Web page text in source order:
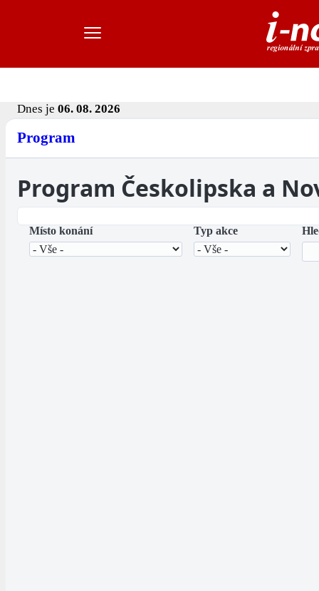
Dnes je 06. 08. 2026
Program
Program Českolipska a
Místo konání Typ akce